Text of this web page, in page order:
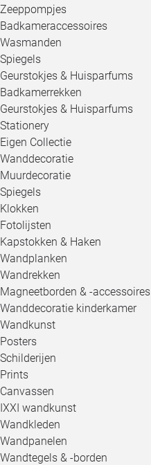
Zeeppompjes
Badkameraccessoires
Wasmanden
Spiegels
Geurstokjes & Huisparfums
Badkamerrekken
Geurstokjes & Huisparfums
Stationery
Eigen Collectie
Wanddecoratie
Muurdecoratie
Spiegels
Klokken
Fotolijsten
Kapstokken & Haken
Wandplanken
Wandrekken
Magneetborden & -accessoires
Wanddecoratie kinderkamer
Wandkunst
Posters
Schilderijen
Prints
Canvassen
IXXI wandkunst
Wandkleden
Wandpanelen
Wandtegels & -borden